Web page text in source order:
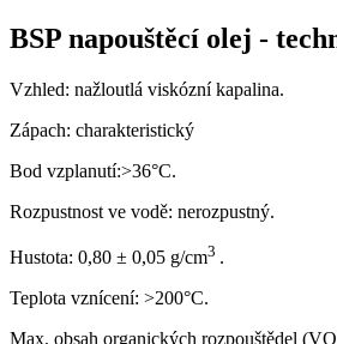
BSP napouštěcí olej -
Vzhled: nažloutlá viskózní kapalina.
Zápach: charakteristický
Bod vzplanutí:>36°C.
Rozpustnost ve vodě: nerozpustný.
Hustota: 0,80 ± 0,05 g/cm3 .
Teplota vznícení: >200°C.
Max. obsah organických rozpouštědel